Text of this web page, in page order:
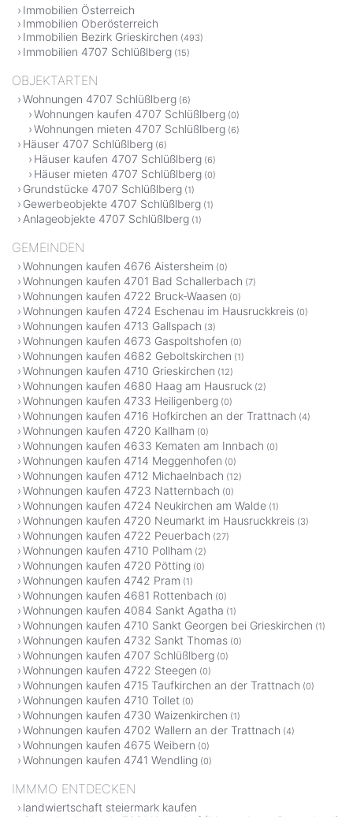
Immobilien Österreich
Immobilien Oberösterreich
Immobilien Bezirk Grieskirchen (493)
Immobilien 4707 Schlüßlberg (15)
OBJEKTARTEN
Wohnungen 4707 Schlüßlberg (6)
Wohnungen kaufen 4707 Schlüßlberg (0)
Wohnungen mieten 4707 Schlüßlberg (6)
Häuser 4707 Schlüßlberg (6)
Häuser kaufen 4707 Schlüßlberg (6)
Häuser mieten 4707 Schlüßlberg (0)
Grundstücke 4707 Schlüßlberg (1)
Gewerbeobjekte 4707 Schlüßlberg (1)
Anlageobjekte 4707 Schlüßlberg (1)
GEMEINDEN
Wohnungen kaufen 4676 Aistersheim (0)
Wohnungen kaufen 4701 Bad Schallerbach (7)
Wohnungen kaufen 4722 Bruck-Waasen (0)
Wohnungen kaufen 4724 Eschenau im Hausruckkreis (0)
Wohnungen kaufen 4713 Gallspach (3)
Wohnungen kaufen 4673 Gaspoltshofen (0)
Wohnungen kaufen 4682 Geboltskirchen (1)
Wohnungen kaufen 4710 Grieskirchen (12)
Wohnungen kaufen 4680 Haag am Hausruck (2)
Wohnungen kaufen 4733 Heiligenberg (0)
Wohnungen kaufen 4716 Hofkirchen an der Trattnach (4)
Wohnungen kaufen 4720 Kallham (0)
Wohnungen kaufen 4633 Kematen am Innbach (0)
Wohnungen kaufen 4714 Meggenhofen (0)
Wohnungen kaufen 4712 Michaelnbach (12)
Wohnungen kaufen 4723 Natternbach (0)
Wohnungen kaufen 4724 Neukirchen am Walde (1)
Wohnungen kaufen 4720 Neumarkt im Hausruckkreis (3)
Wohnungen kaufen 4722 Peuerbach (27)
Wohnungen kaufen 4710 Pollham (2)
Wohnungen kaufen 4720 Pötting (0)
Wohnungen kaufen 4742 Pram (1)
Wohnungen kaufen 4681 Rottenbach (0)
Wohnungen kaufen 4084 Sankt Agatha (1)
Wohnungen kaufen 4710 Sankt Georgen bei Grieskirchen (1)
Wohnungen kaufen 4732 Sankt Thomas (0)
Wohnungen kaufen 4707 Schlüßlberg (0)
Wohnungen kaufen 4722 Steegen (0)
Wohnungen kaufen 4715 Taufkirchen an der Trattnach (0)
Wohnungen kaufen 4710 Tollet (0)
Wohnungen kaufen 4730 Waizenkirchen (1)
Wohnungen kaufen 4702 Wallern an der Trattnach (4)
Wohnungen kaufen 4675 Weibern (0)
Wohnungen kaufen 4741 Wendling (0)
IMMMO ENTDECKEN
landwiertschaft steiermark kaufen